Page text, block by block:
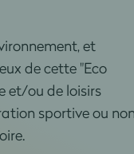
et
de cette "Eco
et/ou de loisirs
sportive ou